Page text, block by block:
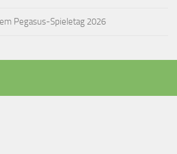
Pegasus-Spieletag 2026